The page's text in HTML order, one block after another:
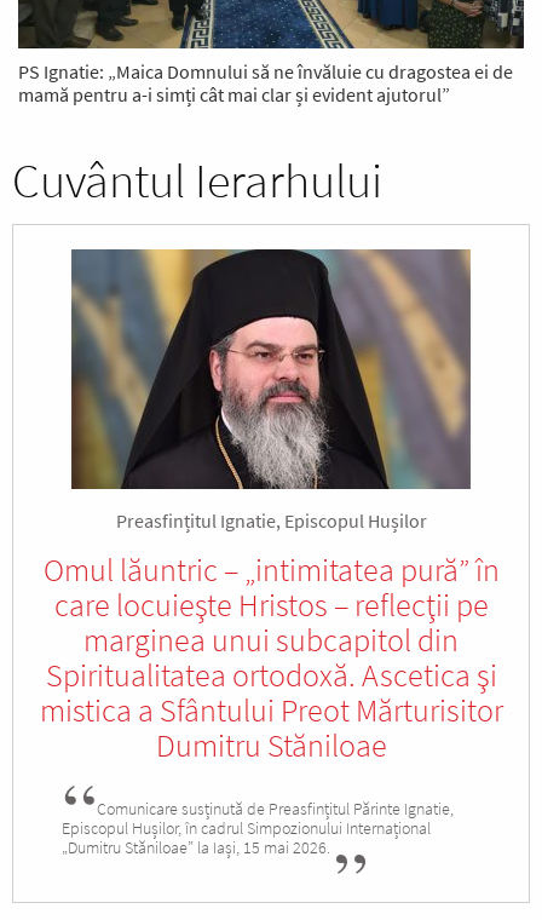
PS Ignatie: „Maica Domnului să ne învăluie cu dragostea ei de
mamă pentru a-i simți cât mai clar și evident ajutorul”
Cuvântul Ierarhului
Preasfințitul Ignatie, Episcopul Hușilor
Omul lăuntric – „intimitatea pură” în
care locuieşte Hristos – reflecţii pe
marginea unui subcapitol din
Spiritualitatea ortodoxă. Ascetica şi
mistica a Sfântului Preot Mărturisitor
Dumitru Stăniloae
Comunicare susținută de Preasfințitul Părinte Ignatie,
Episcopul Hușilor, în cadrul Simpozionului Internațional
„Dumitru Stăniloae” la Iași, 15 mai 2026.